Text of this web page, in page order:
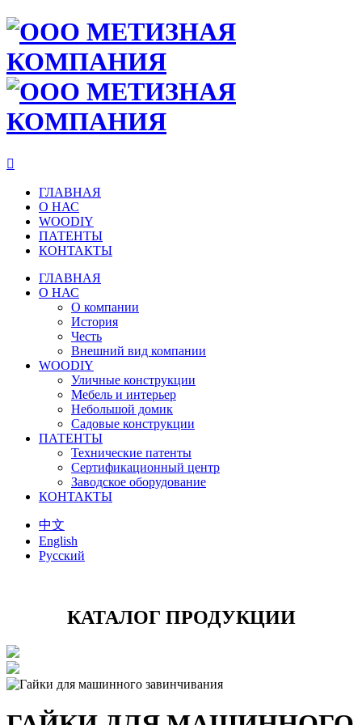

ГЛАВНАЯ
О НАС
WOODIY
ПАТЕНТЫ
КОНТАКТЫ
ГЛАВНАЯ
О НАС
О компании
История
Честь
Внешний вид компании
WOODIY
Уличные конструкции
Мебель и интерьер
Небольшой домик
Садовые конструкции
ПАТЕНТЫ
Технические патенты
Сертификационный центр
Заводское оборудование
КОНТАКТЫ
中文
English
Русский
КАТАЛОГ ПРОДУКЦИИ